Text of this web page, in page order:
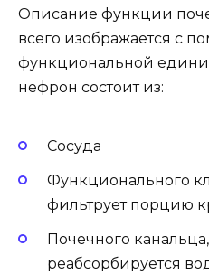
Описание функции
всего изображается с
функциональной
нефрон состоит из:
Сосуда
Функционального
фильтрует порцию
Почечного
реабсорбируется